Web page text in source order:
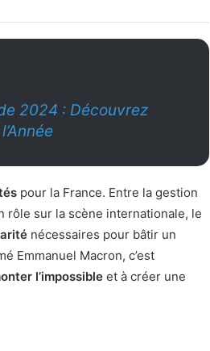
2024 : Découvrez
pour la France. Entre la gestion
sur la scène internationale, le
nécessaires pour bâtir un
Emmanuel Macron, c’est
l’impossible et à créer une